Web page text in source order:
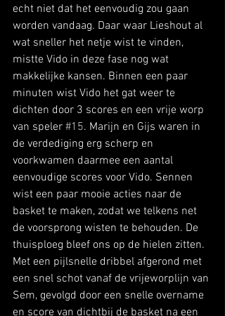
echt niet dat het eenvoudig zou gaan
worden vandaag. Daar waar Lieshout al
wat sneller het netje wist te vinden,
mistte Vido in deze fase nog wat
makkelijke kansen. Binnen een paar
minuten wist Vido het gat weer te
dichten door 3 scores en een vrije worp
van speler #15. Marijn en Gijs waren in
de verdediging erg scherp en
voorkwamen daarmee een aantal
eenvoudige scores voor Vido. Sennen
wist een paar mooie acties naar de
basket te maken, zodat we telkens net
de voorsprong wisten te behouden. De
thuisploeg bleef ons op de hielen zitten.
Met een pijlsnelle dribbel afgerond met
een snel schot vanaf de vrijeworplijn van
Sem, gevolgd door een snelle overname
en score van dichtbij de basket na een